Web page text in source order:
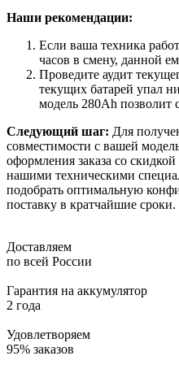
Наши рекомендации:
Если ваша техника
часов в смену, данной
Проведите аудит
текущих батарей упал
модель 280Ah позволит
Следующий шаг: Для
совместимости с вашей
оформления заказа со
нашими техническими
подобрать оптимальную
поставку в кратчайшие сроки.
Доставляем
по всей России
Гарантия на аккумулятор
2 года
Удовлетворяем
95% заказов